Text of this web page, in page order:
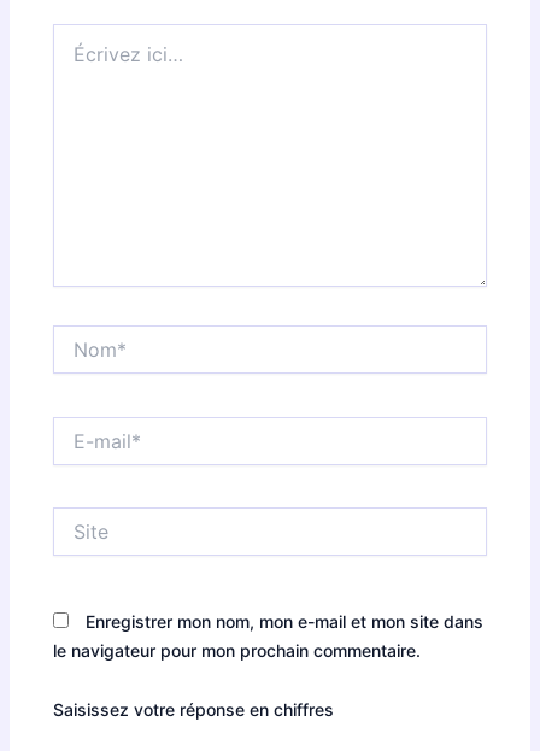
ici…
mail*
Enregistrer mon nom, mon e-mail et mon site dans
le navigateur pour mon prochain commentaire.
Saisissez votre réponse en chiffres